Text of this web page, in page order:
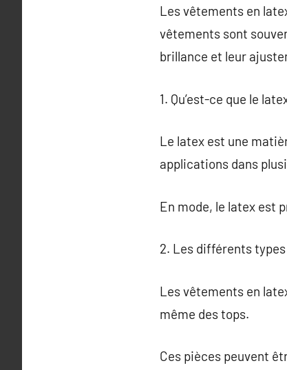
Les vêtements en
vêtements sont
brillance et leur
1. Qu’est-ce que le
Le latex est une
applications dans
En mode, le latex est
2. Les différents
Les vêtements en
même des tops.
Ces pièces peuvent